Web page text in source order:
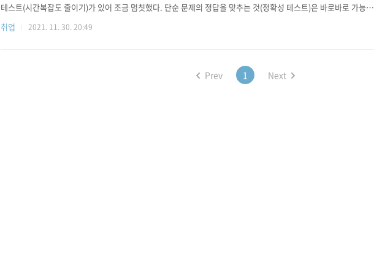
테스트(시간복잡도 줄이기)가 있어 조금 멈칫했다. 단순 문제의 정답을 맞추는 것(정확성 테스트)은 바로바로 가능했
고, 효율성 테스트에서 2번 문제 10분, 3번 문제에서 30분정도 소모했다. 특히 3번 문제는 조금 황당했는데, 이분 탐색
에 트리까지 써가며 일부 로직의 시간복잡도를 O(N^2)에서O(logN)으로 줄이면서 별 난리를 쳐도 안되던데 극단적으
취업 2021. 11. 30. 20:49
Prev 1 Next